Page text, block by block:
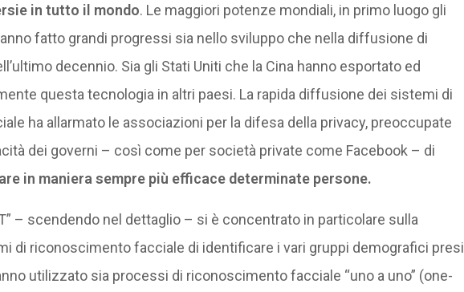
in tutto il mondo. Le maggiori potenze mondiali, in primo luogo gli
fatto grandi progressi sia nello sviluppo che nella diffusione di
decennio. Sia gli Stati Uniti che la Cina hanno esportato ed
questa tecnologia in altri paesi. La rapida diffusione dei sistemi di
ha allarmato le associazioni per la difesa della privacy, preoccupate
dei governi – così come per società private come Facebook – di
in maniera sempre più efficace determinate persone.
– scendendo nel dettaglio – si è concentrato in particolare sulla
di riconoscimento facciale di identificare i vari gruppi demografici presi
utilizzato sia processi di riconoscimento facciale “uno a uno” (one-